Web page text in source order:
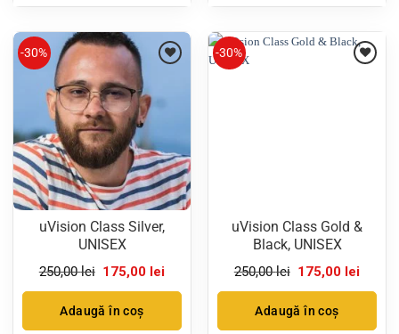
-30%
uVision Class Silver,
UNISEX
250,00lei Prețul
inițial
fost:
250,00 lei.
175,00 leiPrețul
este:
Adaugă în coș
-30%
uVision Class Gold &
Black, UNISEX
250,00lei Prețul
inițial
fost:
250,00 lei.
175,00 leiPrețul
este:
Adaugă în coș